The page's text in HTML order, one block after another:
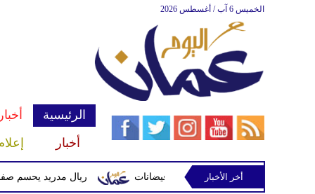
الخميس 6 آب / أغسطس 2026
الرئيسية
أخبار
ريال مدريد يحسم صفقة من أمطار غزيرة وفيضانات
أخر الأخبار